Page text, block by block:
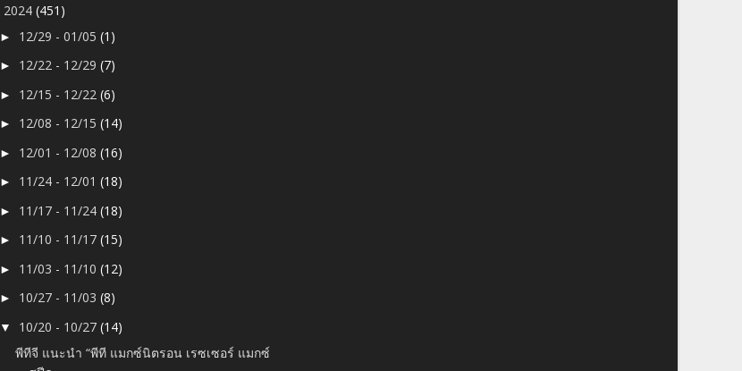
2024(451)
► 12/29 - 01/05(1)
► 12/22 - 12/29(7)
► 12/15 - 12/22(6)
► 12/08 - 12/15(14)
► 12/01 - 12/08(16)
► 11/24 - 12/01(18)
► 11/17 - 11/24(18)
► 11/10 - 11/17(15)
► 11/03 - 11/10(12)
► 10/27 - 11/03(8)
▼ 10/20 - 10/27(14)
พีทีจี แนะนำ “พีที แมกซ์นิตรอน เรซเซอร์ แมกซ์